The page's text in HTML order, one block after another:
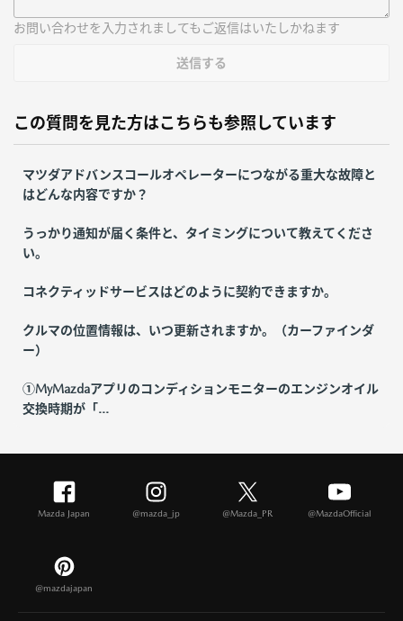
お問い合わせを入力されましてもご返信はいたしかねます
送信する
この質問を見た方はこちらも参照しています
マツダアドバンスコールオペレーターにつながる重大な故障と
はどんな内容ですか？
うっかり通知が届く条件と、タイミングについて教えてくださ
い。
コネクティッドサービスはどのように契約できますか。
クルマの位置情報は、いつ更新されますか。（カーファインダ
ー）
①MyMazdaアプリのコンディションモニターのエンジンオイル
交換時期が「...
Mazda Japan @mazda_jp @Mazda_PR @MazdaOfficial
@mazdajapan